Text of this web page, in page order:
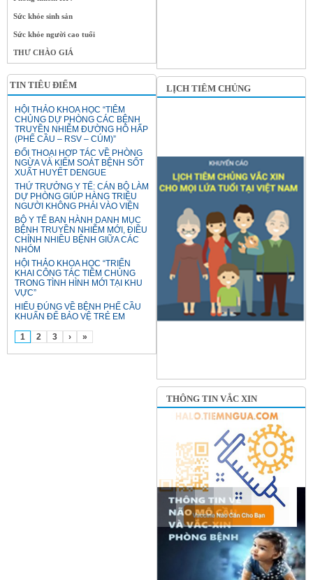
Sức khỏe sinh sản
Sức khỏe người cao tuổi
THƯ CHÀO GIÁ
TIN TIÊU ĐIỂM
HỘI THẢO KHOA HỌC “TIÊM
CHỦNG DỰ PHÒNG CÁC BỆNH
TRUYỀN NHIỄM ĐƯỜNG HÔ HẤP
(PHẾ CẦU – RSV – CÚM)”
ĐỐI THOẠI HỢP TÁC VỀ PHÒNG
NGỪA VÀ KIỂM SOÁT BỆNH SỐT
XUẤT HUYẾT DENGUE
THỨ TRƯỞNG Y TẾ: CÁN BỘ LÀM
DỰ PHÒNG GIÚP HÀNG TRIỆU
NGƯỜI KHÔNG PHẢI VÀO VIỆN
BỘ Y TẾ BAN HÀNH DANH MỤC
BỆNH TRUYỀN NHIỄM MỚI, ĐIỀU
CHỈNH NHIỀU BỆNH GIỮA CÁC
NHÓM
HỘI THẢO KHOA HỌC “TRIỂN
KHAI CÔNG TÁC TIÊM CHỦNG
TRONG TÌNH HÌNH MỚI TẠI KHU
VỰC”
HIỂU ĐÚNG VỀ BỆNH PHẾ CẦU
KHUẨN ĐỂ BẢO VỆ TRẺ EM
1 2 3 › »
LỊCH TIÊM CHỦNG
THÔNG TIN VẮC XIN